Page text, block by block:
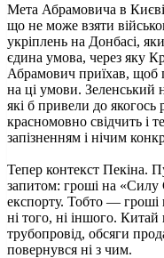
Мета Абрамовича в
що не може взяти
укріплень на Донбасі,
єдина умова, через яку
Абрамович приїхав, щоб
на ці умови. Зеленський
які б привели до якогось
красномовно свідчить і
запізненням і нічим
Тепер контекст Пекіна.
запитом: гроші на «Силу
експорту. Тобто —
ні того, ні іншого.
трубопровід, обсяги
повернувся ні з чим.